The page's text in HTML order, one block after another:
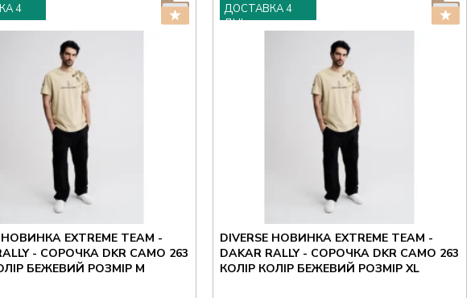
4
НОВИНКА EXTREME TEAM -
- СОРОЧКА DKR CAMO 263
БЕЖЕВИЙ РОЗМІР M
ДОСТАВКА 4
ДНІ
DIVERSE НОВИНКА EXTREME TEAM -
DAKAR RALLY - СОРОЧКА DKR CAMO 263
КОЛІР КОЛІР БЕЖЕВИЙ РОЗМІР XL